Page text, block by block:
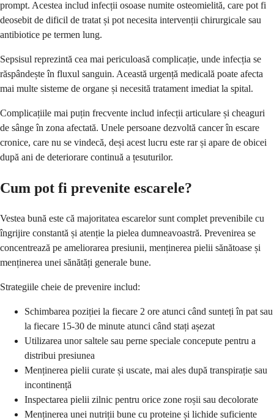
prompt. Acestea includ infecții osoase numite osteomielită, care pot fi
deosebit de dificil de tratat și pot necesita intervenții chirurgicale sau
antibiotice pe termen lung.
Sepsisul reprezintă cea mai periculoasă complicație, unde infecția se
răspândește în fluxul sanguin. Această urgență medicală poate afecta
mai multe sisteme de organe și necesită tratament imediat la spital.
Complicațiile mai puțin frecvente includ infecții articulare și cheaguri
de sânge în zona afectată. Unele persoane dezvoltă cancer în escare
cronice, care nu se vindecă, deși acest lucru este rar și apare de obicei
după ani de deteriorare continuă a țesuturilor.
Cum pot fi prevenite escarele?
Vestea bună este că majoritatea escarelor sunt complet prevenibile cu
îngrijire constantă și atenție la pielea dumneavoastră. Prevenirea se
concentrează pe ameliorarea presiunii, menținerea pielii sănătoase și
menținerea unei sănătăți generale bune.
Strategiile cheie de prevenire includ:
Schimbarea poziției la fiecare 2 ore atunci când sunteți în pat sau
la fiecare 15-30 de minute atunci când stați așezat
Utilizarea unor saltele sau perne speciale concepute pentru a
distribui presiunea
Menținerea pielii curate și uscate, mai ales după transpirație sau
incontinență
Inspectarea pielii zilnic pentru orice zone roșii sau decolorate
Menținerea unei nutriții bune cu proteine și lichide suficiente